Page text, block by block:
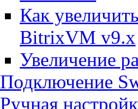
Как
BitrixVM v9.x
Увеличение
Подключение
Ручная